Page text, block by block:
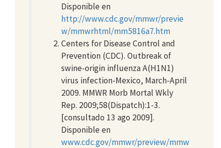
Disponible en
http://www.cdc.gov/mmwr/previe
w/mmwrhtml/mm5816a7.htm
Centers for Disease Control and
Prevention (CDC). Outbreak of
swine-origin influenza A(H1N1)
virus infection-Mexico, March-April
2009. MMWR Morb Mortal Wkly
Rep. 2009;58(Dispatch):1-3.
[consultado 13 ago 2009].
Disponible en
www.cdc.gov/mmwr/preview/mmw